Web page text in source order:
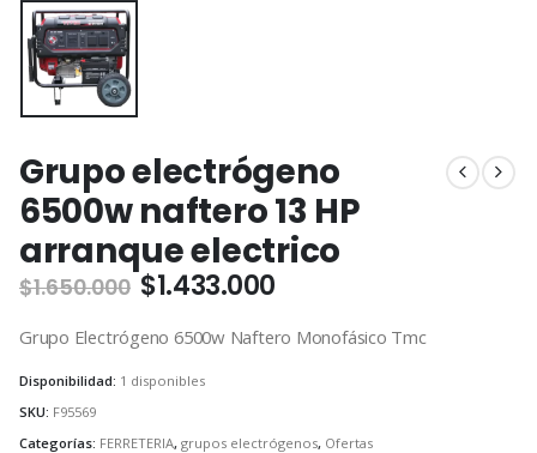
Grupo electrógeno
6500w naftero 13 HP
arranque electrico
$1.650.000 El
original
$1.650.000.
$1.433.000El
actual
Grupo Electrógeno 6500w Naftero Monofásico Tmc
Disponibilidad: 1 disponibles
SKU: F95569
Categorías: FERRETERIA, grupos electrógenos, Ofertas